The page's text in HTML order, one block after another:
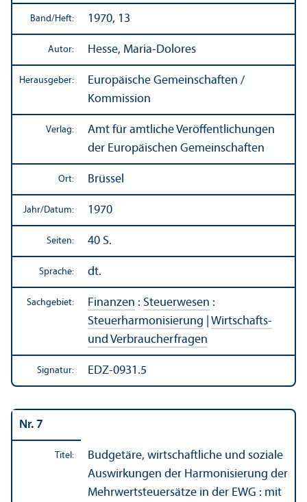
Band/Heft: 1970, 13
Autor: Hesse, Maria-Dolores
Herausgeber:
Europäische Gemeinschaften /
Kommission
Verlag:
Amt für amtliche Veröffentlichungen
der Europäischen Gemeinschaften
Ort: Brüssel
Jahr/Datum: 1970
Seiten: 40 S.
Sprache: dt.
Sachgebiet: Finanzen : Steuerwesen :
Steuerharmonisierung
Wirtschafts-
und Verbraucherfragen
Signatur: EDZ-0931.5
Nr. 7
Titel:
Budgetäre, wirtschaft­liche und soziale
Aus­wirkungen der Harmonisierung der
Mehrwertsteuersätze in der EWG : mit